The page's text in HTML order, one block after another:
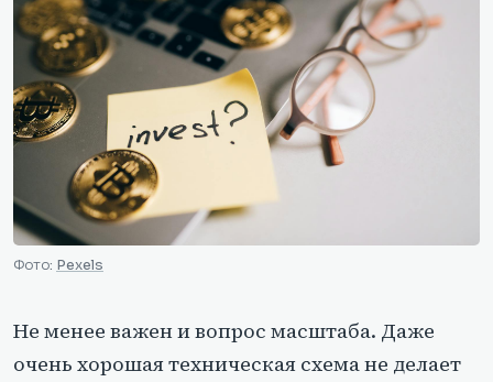
Фото: Pexels
Не менее важен и вопрос масштаба. Даже
очень хорошая техническая схема не делает